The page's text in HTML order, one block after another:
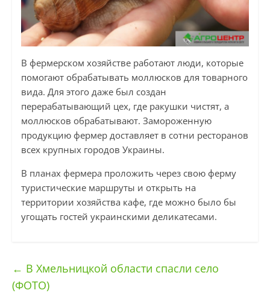
В фермерском хозяйстве работают люди, которые
помогают обрабатывать моллюсков для товарного
вида. Для этого даже был создан
перерабатывающий цех, где ракушки чистят, а
моллюсков обрабатывают. Замороженную
продукцию фермер доставляет в сотни ресторанов
всех крупных городов Украины.
В планах фермера проложить через свою ферму
туристические маршруты и открыть на
территории хозяйства кафе, где можно было бы
угощать гостей украинскими деликатесами.
← В Хмельницкой области спасли село
(ФОТО)